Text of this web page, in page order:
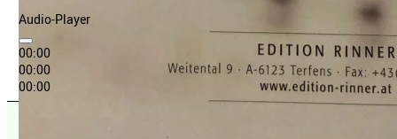
Audio-Player
00:00
00:00
00:00